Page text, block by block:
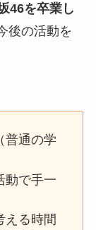
46を卒業し
後の活動を
普通の学
動で手一
える時間